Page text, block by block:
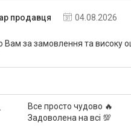
продавця 04.08.2026
Вам за замовлення та високу
Все просто чудово 🔥
Задоволена на всі 💯